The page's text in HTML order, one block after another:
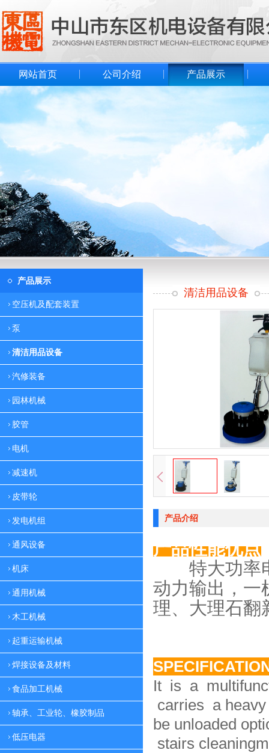
网站首页 公司介绍 产品展示
产品展示
空压机及配套装置
泵
清洁用品设备
汽修装备
园林机械
胶管
电机
减速机
皮带轮
发电机组
通风设备
机床
通用机械
木工机械
起重运输机械
焊接设备及材料
食品加工机械
轴承、工业轮、橡胶制品
低压电器
清洁用品设备
产品介绍
产品性能优点
特大功率电
动力输出，一
理、大理石翻
It is a
carries a
be unloaded
stairs